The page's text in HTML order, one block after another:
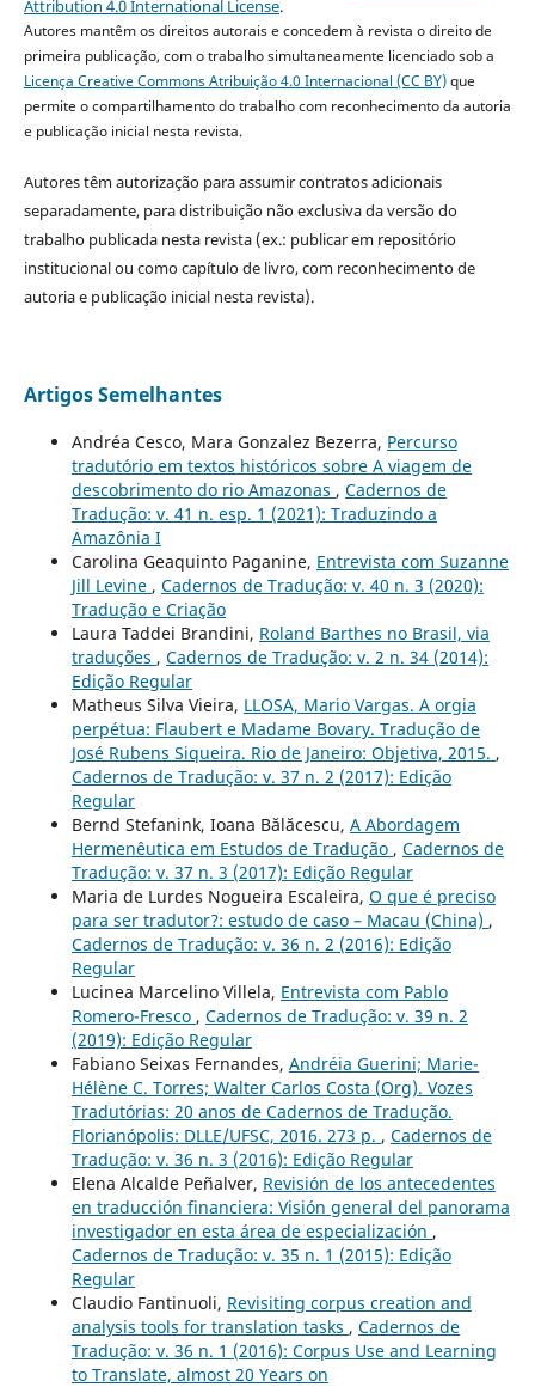
Attribution 4.0 International License.
Autores mantêm os direitos autorais e concedem à revista o direito de
primeira publicação, com o trabalho simultaneamente licenciado sob a
Licença Creative Commons Atribuição 4.0 Internacional (CC BY)que
permite o compartilhamento do trabalho com reconhecimento da autoria
e publicação inicial nesta revista.
Autores têm autorização para assumir contratos adicionais
separadamente, para distribuição não exclusiva da versão do
trabalho publicada nesta revista (ex.: publicar em repositório
institucional ou como capítulo de livro, com reconhecimento de
autoria e publicação inicial nesta revista).
Artigos Semelhantes
Andréa Cesco, Mara Gonzalez Bezerra, Percurso
tradutório em textos históricos sobre A viagem de
descobrimento do rio Amazonas , Cadernos de
Tradução: v. 41 n. esp. 1 (2021): Traduzindo a
Amazônia I
Carolina Geaquinto Paganine, Entrevista com Suzanne
Jill Levine , Cadernos de Tradução: v. 40 n. 3 (2020):
Tradução e Criação
Laura Taddei Brandini, Roland Barthes no Brasil, via
traduções , Cadernos de Tradução: v. 2 n. 34 (2014):
Edição Regular
Matheus Silva Vieira, LLOSA, Mario Vargas. A orgia
perpétua: Flaubert e Madame Bovary. Tradução de
José Rubens Siqueira. Rio de Janeiro: Objetiva, 2015. ,
Cadernos de Tradução: v. 37 n. 2 (2017): Edição
Regular
Bernd Stefanink, Ioana Bălăcescu, A Abordagem
Hermenêutica em Estudos de Tradução , Cadernos de
Tradução: v. 37 n. 3 (2017): Edição Regular
Maria de Lurdes Nogueira Escaleira, O que é preciso
para ser tradutor?: estudo de caso – Macau (China) ,
Cadernos de Tradução: v. 36 n. 2 (2016): Edição
Regular
Lucinea Marcelino Villela, Entrevista com Pablo
Romero-Fresco , Cadernos de Tradução: v. 39 n. 2
(2019): Edição Regular
Fabiano Seixas Fernandes, Andréia Guerini; Marie-
Hélène C. Torres; Walter Carlos Costa (Org). Vozes
Tradutórias: 20 anos de Cadernos de Tradução.
Florianópolis: DLLE/UFSC, 2016. 273 p. , Cadernos de
Tradução: v. 36 n. 3 (2016): Edição Regular
Elena Alcalde Peñalver, Revisión de los antecedentes
en traducción financiera: Visión general del panorama
investigador en esta área de especialización ,
Cadernos de Tradução: v. 35 n. 1 (2015): Edição
Regular
Claudio Fantinuoli, Revisiting corpus creation and
analysis tools for translation tasks , Cadernos de
Tradução: v. 36 n. 1 (2016): Corpus Use and Learning
to Translate, almost 20 Years on